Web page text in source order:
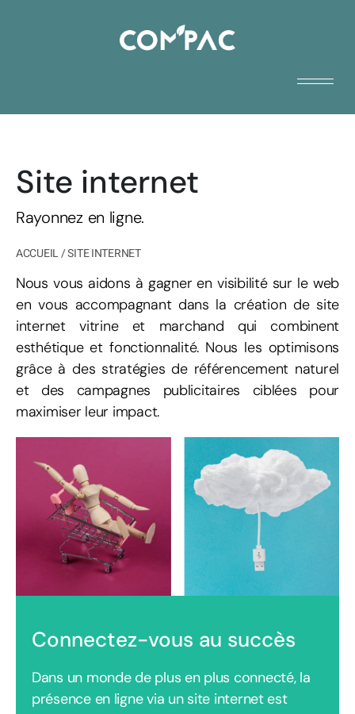
Site internet
Rayonnez en ligne.
ACCUEIL/SITE INTERNET
Nous vous aidons à gagner en visibilité sur le web
en vous accompagnant dans la création de site
internet vitrine et marchand qui combinent
esthétique et fonctionnalité. Nous les optimisons
grâce à des stratégies de référencement naturel
et des campagnes publicitaires ciblées pour
maximiser leur impact.
Connectez-vous au succès
Dans un monde de plus en plus connecté, la
présence en ligne via un site internet est